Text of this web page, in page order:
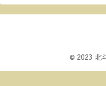
© 2023 北